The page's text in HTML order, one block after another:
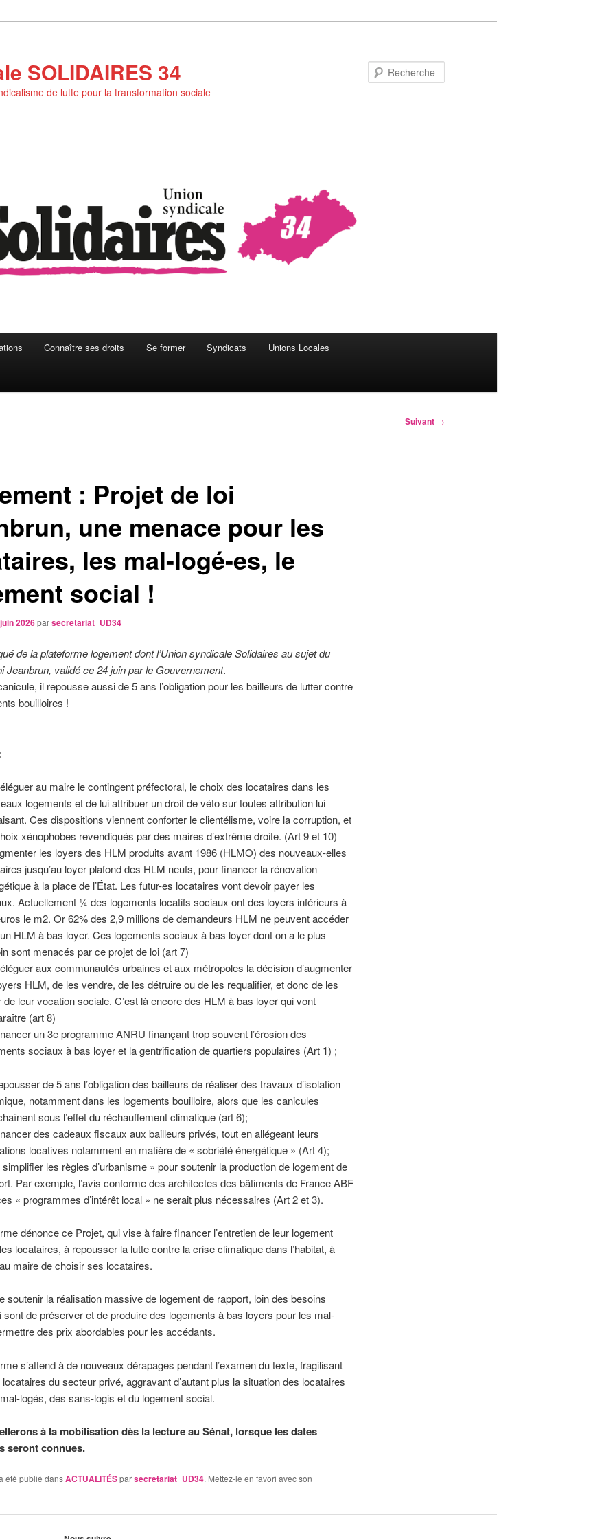
SOLIDAIRES 34
de lutte pour la transformation sociale
Connaître ses droits Se former Syndicats Unions Locales
Suivant →
: Projet de loi
une menace pour les
les mal-logé-es, le
social !
2026parsecretariat_UD34
de la plateforme logement dont l’Union syndicale Solidaires au sujet du
Jeanbrun, validé ce 24 juin par le Gouvernement.
il repousse aussi de 5 ans l’obligation pour les bailleurs de lutter contre
bouilloires !
au maire le contingent préfectoral, le choix des locataires dans les
logements et de lui attribuer un droit de véto sur toutes attribution lui
Ces dispositions viennent conforter le clientélisme, voire la corruption, et
xénophobes revendiqués par des maires d’extrême droite. (Art 9 et 10)
les loyers des HLM produits avant 1986 (HLMO) des nouveaux-elles
jusqu’au loyer plafond des HLM neufs, pour financer la rénovation
à la place de l’État. Les futur-es locataires vont devoir payer les
Actuellement ¼ des logements locatifs sociaux ont des loyers inférieurs à
le m2. Or 62% des 2,9 millions de demandeurs HLM ne peuvent accéder
un HLM à bas loyer. Ces logements sociaux à bas loyer dont on a le plus
sont menacés par ce projet de loi (art 7)
aux communautés urbaines et aux métropoles la décision d’augmenter
HLM, de les vendre, de les détruire ou de les requalifier, et donc de les
de leur vocation sociale. C’est là encore des HLM à bas loyer qui vont
(art 8)
un 3e programme ANRU finançant trop souvent l’érosion des
sociaux à bas loyer et la gentrification de quartiers populaires (Art 1) ;
de 5 ans l’obligation des bailleurs de réaliser des travaux d’isolation
notamment dans les logements bouilloire, alors que les canicules
sous l’effet du réchauffement climatique (art 6);
des cadeaux fiscaux aux bailleurs privés, tout en allégeant leurs
locatives notamment en matière de « sobriété énergétique » (Art 4);
simplifier les règles d’urbanisme » pour soutenir la production de logement de
Par exemple, l’avis conforme des architectes des bâtiments de France ABF
« programmes d’intérêt local » ne serait plus nécessaires (Art 2 et 3).
dénonce ce Projet, qui vise à faire financer l’entretien de leur logement
locataires, à repousser la lutte contre la crise climatique dans l’habitat, à
maire de choisir ses locataires.
soutenir la réalisation massive de logement de rapport, loin des besoins
sont de préserver et de produire des logements à bas loyers pour les mal-
des prix abordables pour les accédants.
s’attend à de nouveaux dérapages pendant l’examen du texte, fragilisant
du secteur privé, aggravant d’autant plus la situation des locataires
logés, des sans-logis et du logement social.
à la mobilisation dès la lecture au Sénat, lorsque les dates
seront connues.
été publié dansACTUALITÉSparsecretariat_UD34. Mettez-le en favori avec son